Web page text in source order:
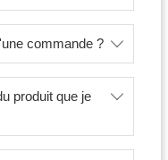
commande ?
produit que je